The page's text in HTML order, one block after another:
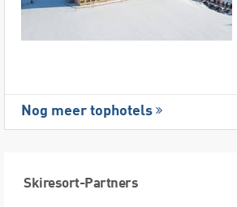
Nog meer tophotels
Skiresort-Partners